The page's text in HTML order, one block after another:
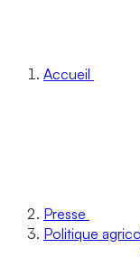
Accueil
Presse
Politique